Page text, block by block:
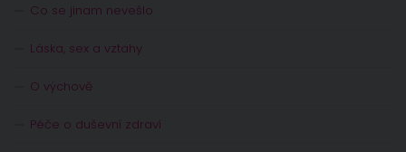
Co se jinam nevešlo
Láska, sex a vztahy
O výchově
Péče o duševní zdraví